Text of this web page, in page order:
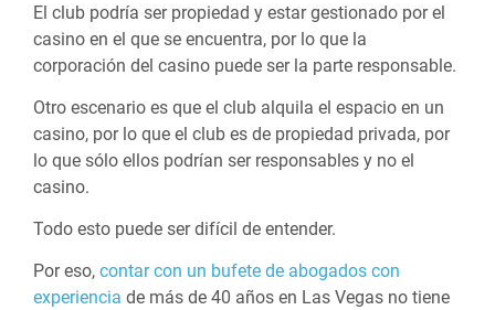
El club podría ser propiedad y estar gestionado por el
casino en el que se encuentra, por lo que la
corporación del casino puede ser la parte responsable.
Otro escenario es que el club alquila el espacio en un
casino, por lo que el club es de propiedad privada, por
lo que sólo ellos podrían ser responsables y no el
casino.
Todo esto puede ser difícil de entender.
Por eso, contar con un bufete de abogados con
experiencia de más de 40 años en Las Vegas no tiene